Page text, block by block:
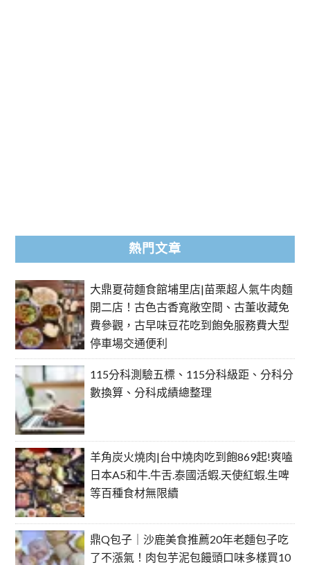
熱門文章
大鼎夏荷麵食館埔里店|苗栗超人氣牛肉麵
開二店！古色古香寬敞空間、古董收藏免
費參觀，古早味豆花吃到飽免服務費大型
停車場交通便利
115分科測驗五標、115分科級距、分科分
數換算、分科成績總整理
羊角炭火燒肉|台中燒肉吃到飽869起!爽嗑
日本A5和牛.牛舌.泰國活蝦.天使紅蝦.生啤
等百種食材無限續
鼎Q包子｜沙鹿美食推薦20年老麵包子吃
了不漲氣！肉包芋泥包饅頭口味多樣買10